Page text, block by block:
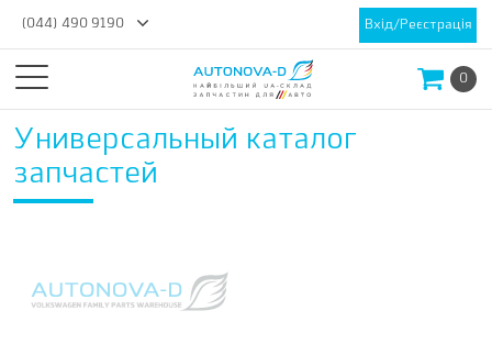
(044) 490 9190 Вхід/Реєстрація
0
Универсальный каталог
запчастей